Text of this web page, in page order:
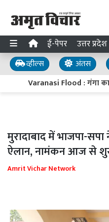
ई-पेपर उत्तर प्रदेश
व्हील्स अंतस
Varanasi Flood : गंगा का
मुरादाबाद में भाजपा-सपा
ऐलान, नामंकन आज से
Amrit Vichar Network